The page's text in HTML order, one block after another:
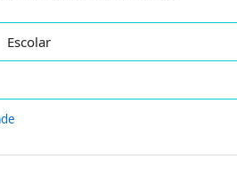
Escolar